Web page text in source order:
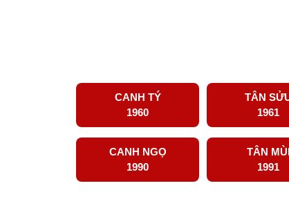
CANH TÝ
1960
TÂN
1961
CANH NGỌ
1990
TÂN
1991